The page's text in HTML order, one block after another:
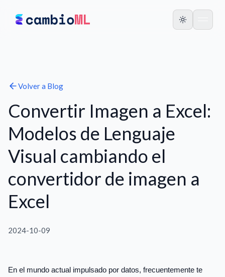
Volver a Blog
Convertir Imagen a Excel:
Modelos de Lenguaje
Visual cambiando el
convertidor de imagen a
Excel
2024-10-09
En el mundo actual impulsado por datos, frecuentemente te